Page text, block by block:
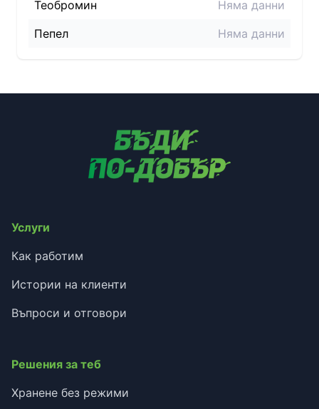
Теобромин
Няма данни
Пепел
Няма данни
Услуги
Как работим
Истории на клиенти
Въпроси и отговори
Решения за теб
Хранене без режими